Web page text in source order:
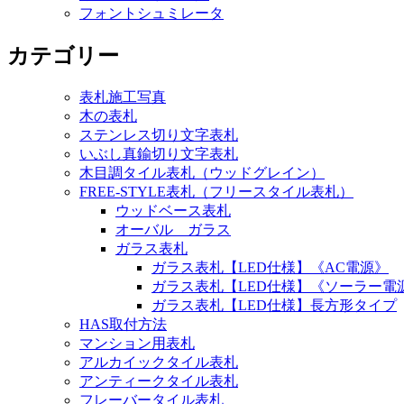
フォントシュミレータ
カテゴリー
表札施工写真
木の表札
ステンレス切り文字表札
いぶし真鍮切り文字表札
木目調タイル表札（ウッドグレイン）
FREE-STYLE表札（フリースタイル表札）
ウッドベース表札
オーバル ガラス
ガラス表札
ガラス表札【LED仕様】《AC電源》
ガラス表札【LED仕様】《ソーラー電
ガラス表札【LED仕様】長方形タイプ
HAS取付方法
マンション用表札
アルカイックタイル表札
アンティークタイル表札
フレーバータイル表札